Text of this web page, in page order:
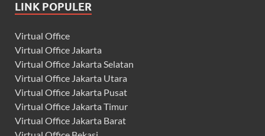
LINK POPULER
Virtual Office
Virtual Office Jakarta
Virtual Office Jakarta Selatan
Virtual Office Jakarta Utara
Virtual Office Jakarta Pusat
Virtual Office Jakarta Timur
Virtual Office Jakarta Barat